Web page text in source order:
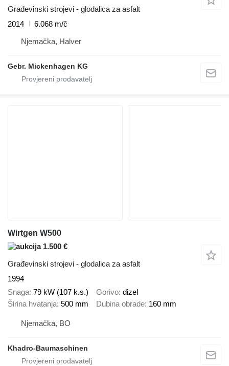
Građevinski strojevi - glodalica za asfalt
2014
6.068 m/č
Njemačka, Halver
Gebr. Mickenhagen KG
Wirtgen W500
1.500 €
Građevinski strojevi - glodalica za asfalt
1994
Snaga 79 kW (107 k.s.) Gorivo dizel
Širina hvatanja 500 mm Dubina obrade 160 mm
Njemačka, BO
Khadro-Baumaschinen